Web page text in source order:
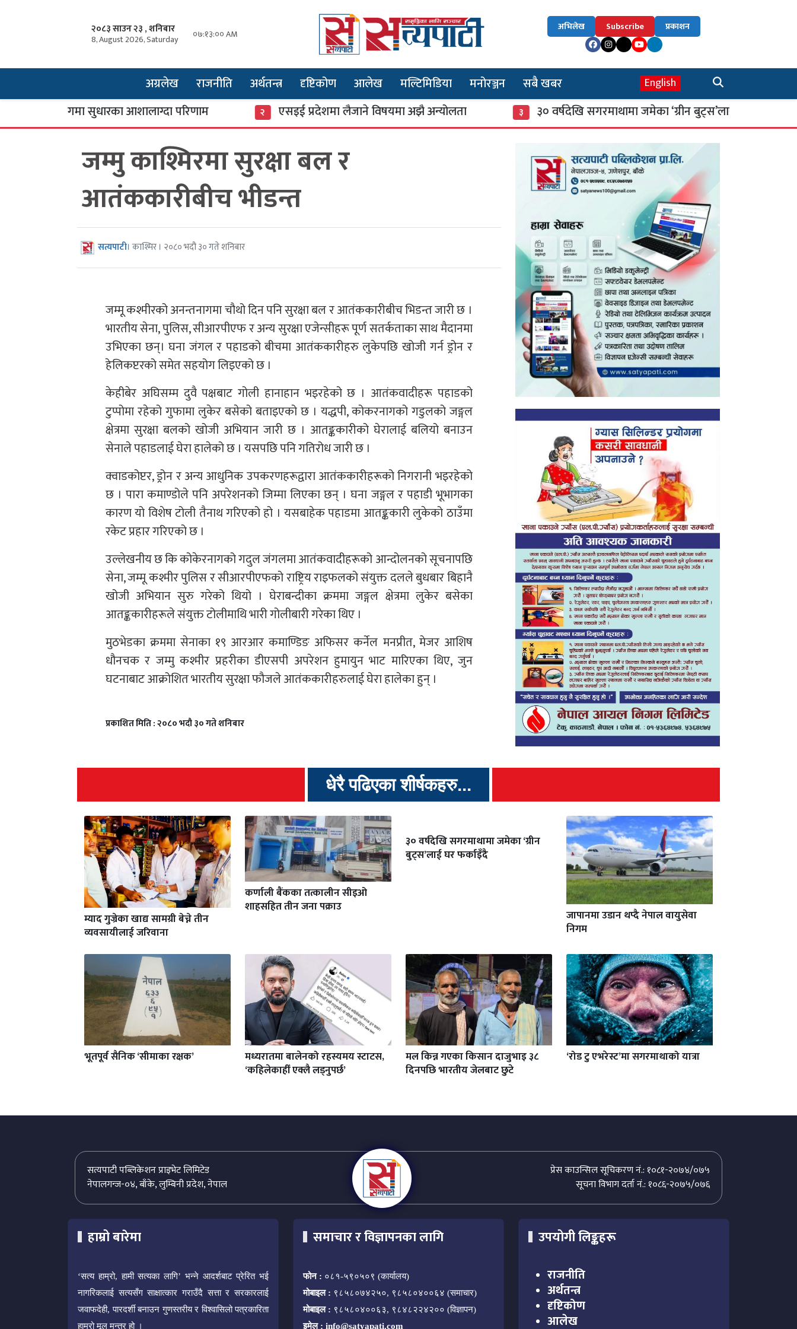
२०८३ साउन २३ , शनिबार
8, August 2026, Saturday ०७:१३:०१ AM
अभिलेख Subscribe प्रकाशन
अग्रलेख राजनीति अर्थतन्त्र दृष्टिकोण आलेख मल्टिमिडिया मनोरञ्जन सबै खबर English
उद्योगमा सुधारका आशालाग्दा परिणाम एसइई प्रदेशमा लैजाने विषयमा अझै अन्योलता ३० वर्षदेखि सगरमाथामा जमेका ‘ग्रीन बुट्स’लाई घर फर्काइँदै
जम्मु काश्मिरमा सुरक्षा बल र
आतंककारीबीच भीडन्त
सत्यपाटी। काश्मिर । २०८० भदौ ३० गते शनिबार
जम्मू कश्मीरको अनन्तनागमा चौथो दिन पनि सुरक्षा बल र आतंककारीबीच भिडन्त जारी छ ।
भारतीय सेना, पुलिस, सीआरपीएफ र अन्य सुरक्षा एजेन्सीहरू पूर्ण सतर्कताका साथ मैदानमा
उभिएका छन्। घना जंगल र पहाडको बीचमा आतंककारीहरु लुकेपछि खोजी गर्न ड्रोन र
हेलिकप्टरको समेत सहयोग लिइएको छ ।
केहीबेर अघिसम्म दुवै पक्षबाट गोली हानाहान भइरहेको छ । आतंकवादीहरू पहाडको
टुप्पोमा रहेको गुफामा लुकेर बसेको बताइएको छ । यद्धपी, कोकरनागको गडुलको जङ्गल
क्षेत्रमा सुरक्षा बलको खोजी अभियान जारी छ । आतङ्ककारीको घेरालाई बलियो बनाउन
सेनाले पहाडलाई घेरा हालेको छ । यसपछि पनि गतिरोध जारी छ ।
क्वाडकोप्टर, ड्रोन र अन्य आधुनिक उपकरणहरूद्वारा आतंककारीहरूको निगरानी भइरहेको
छ । पारा कमाण्डोले पनि अपरेशनको जिम्मा लिएका छन् । घना जङ्गल र पहाडी भूभागका
कारण यो विशेष टोली तैनाथ गरिएको हो । यसबाहेक पहाडमा आतङ्ककारी लुकेको ठाउँमा
रकेट प्रहार गरिएको छ ।
उल्लेखनीय छ कि कोकेरनागको गदुल जंगलमा आतंकवादीहरूको आन्दोलनको सूचनापछि
सेना, जम्मू कश्मीर पुलिस र सीआरपीएफको राष्ट्रिय राइफलको संयुक्त दलले बुधबार बिहानै
खोजी अभियान सुरु गरेको थियो । घेराबन्दीका क्रममा जङ्गल क्षेत्रमा लुकेर बसेका
आतङ्ककारीहरूले संयुक्त टोलीमाथि भारी गोलीबारी गरेका थिए ।
मुठभेडका क्रममा सेनाका १९ आरआर कमाण्डिङ अफिसर कर्नेल मनप्रीत, मेजर आशिष
धौनचक र जम्मु कश्मीर प्रहरीका डीएसपी अपरेशन हुमायुन भाट मारिएका थिए, जुन
घटनाबाट आक्रोशित भारतीय सुरक्षा फौजले आतंककारीहरुलाई घेरा हालेका हुन् ।
प्रकाशित मिति : २०८० भदौ ३० गते शनिबार
धेरै पढिएका शीर्षकहरु...
म्याद गुज्रेका खाद्य सामग्री बेच्ने तीन
व्यवसायीलाई जरिवाना
कर्णाली बैंकका तत्कालीन सीइओ
शाहसहित तीन जना पक्राउ
३० वर्षदेखि सगरमाथामा जमेका ‘ग्रीन
बुट्स’लाई घर फर्काइँदै
जापानमा उडान थप्दै नेपाल वायुसेवा
निगम
भूतपूर्व सैनिक ‘सीमाका रक्षक’
मध्यरातमा बालेनको रहस्यमय स्टाटस,
‘कहिलेकाहीँ एक्लै लड्नुपर्छ’
मल किन्न गएका किसान दाजुभाइ ३८
दिनपछि भारतीय जेलबाट छुटे
‘रोड टु एभरेस्ट’मा सगरमाथाको यात्रा
प्रेस काउन्सिल सूचिकरण नं.: १०८१-२०७४/०७५
सत्यपाटी पब्लिकेशन प्राइभेट लिमिटेड
सूचना विभाग दर्ता नं.: १०८६-२०७५/०७६
नेपालगन्ज-०४, बाँके, लुम्बिनी प्रदेश, नेपाल
हाम्रो बारेमा
‘सत्य हाम्रो, हामी सत्यका लागि’ भन्ने आदर्शबाट प्रेरित भई
नागरिकलाई सत्यसँग साक्षात्कार गराउँदै सत्ता र सरकारलाई
जवाफदेही, पारदर्शी बनाउन गुणस्तरीय र विश्वासिलो पत्रकारिता
हाम्रो मूल मन्त्र हो ।
समाचार र विज्ञापनका लागि
फोन : ०८१-५९०५०९ (कार्यालय)
मोबाइल : ९८५८०७४२५०, ९८५८०४००६४ (समाचार)
मोबाइल : ९८५८०४००६३, ९८४८२२४२०० (विज्ञापन)
इमेल : info@satyapati.com
उपयोगी लिङ्कहरू
राजनीति
अर्थतन्त्र
दृष्टिकोण
आलेख